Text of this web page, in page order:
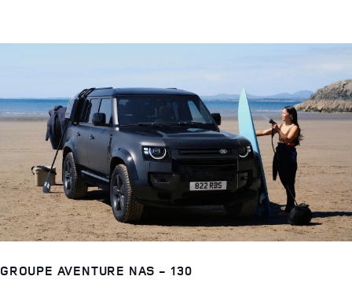
GROUPE AVENTURE NAS - 130